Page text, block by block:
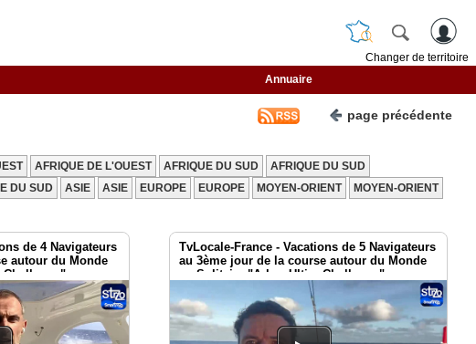
Changer de territoire
Annuaire
page précédente
AFRIQUE DE L'OUEST AFRIQUE DU SUD
AFRIQUE DU SUD
DU SUD ASIE ASIE EUROPE EUROPE MOYEN-ORIENT
MOYEN-ORIENT
de 4 Navigateurs
autour du Monde
Challenge"
TvLocale-France - Vacations de 5 Navigateurs
au 3ème jour de la course autour du Monde
en Solitaire "Arkea-Ultim-Challenge"